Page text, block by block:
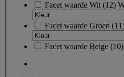
Facet waarde Wit(12)
Facet waarde Groen (11
Facet waarde Beige (10)